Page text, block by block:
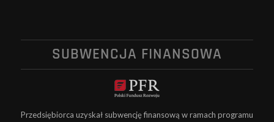
SUBWENCJA FINANSOWA
Przedsiębiorca uzyskał subwencję finansową w ramach programu